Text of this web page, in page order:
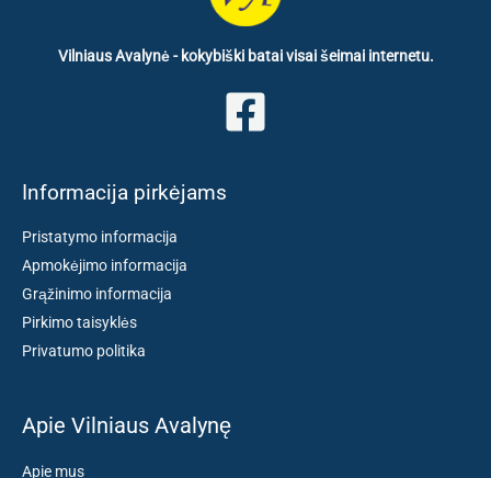
Vilniaus Avalynė - kokybiški batai visai šeimai internetu.
Informacija pirkėjams
Pristatymo informacija
Apmokėjimo informacija
Grąžinimo informacija
Pirkimo taisyklės
Privatumo politika
Apie Vilniaus Avalynę
Apie mus